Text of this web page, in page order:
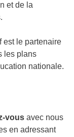
et de la
est le partenaire
les plans
nationale.
vous avec nous
en adressant